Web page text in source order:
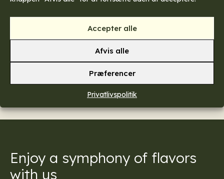
Accepter alle
Afvis alle
Præferencer
Privatlivspolitik
uformel atmosfære. Vi serverer velsmagende retter og har et
vinkort, der passer til enhver smag.
Tlf: (+45) 46 32 50 45
Email: restaurant@storebors.dk
Havnevej 43, 4000 Roskilde
Se Fødevarestyrelsens smiley
Åbningstider
22.00
Enjoy a symphony of flavors
with us